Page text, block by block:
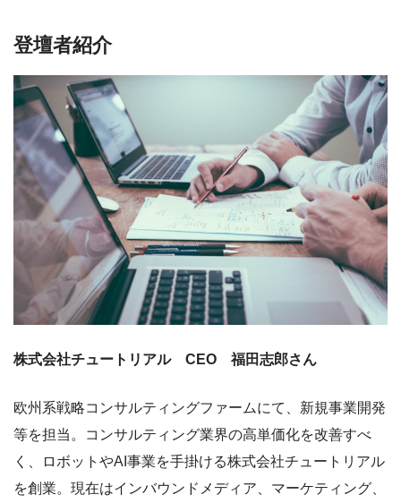
登壇者紹介
株式会社チュートリアル CEO 福田志郎さん
欧州系戦略コンサルティングファームにて、新規事業開発
等を担当。コンサルティング業界の高単価化を改善すべ
く、ロボットやAI事業を手掛ける株式会社チュートリアル
を創業。現在はインバウンドメディア、マーケティング、